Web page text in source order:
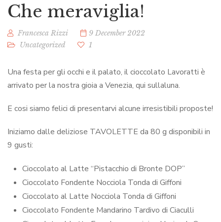
Che meraviglia!
Francesca Rizzi
9 December 2022
Uncategorized
1
Una festa per gli occhi e il palato, il cioccolato Lavoratti è
arrivato per la nostra gioia a Venezia, qui sullaluna.
E cosi siamo felici di presentarvi alcune irresistibili proposte!
Iniziamo dalle deliziose TAVOLETTE da 80 g disponibili in
9 gusti:
Cioccolato al Latte “Pistacchio di Bronte DOP”
Cioccolato Fondente Nocciola Tonda di Giffoni
Cioccolato al Latte Nocciola Tonda di Giffoni
Cioccolato Fondente Mandarino Tardivo di Ciaculli